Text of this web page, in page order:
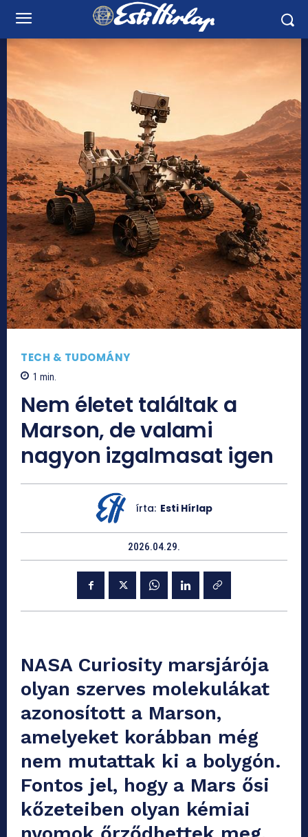
TECH & TUDOMÁNY
1 min.
Nem életet találtak a
Marson, de valami
nagyon izgalmasat igen
írta: Esti Hírlap
2026.04.29.
NASA Curiosity marsjárója
olyan szerves molekulákat
azonosított a Marson,
amelyeket korábban még
nem mutattak ki a bolygón.
Fontos jel, hogy a Mars ősi
kőzeteiben olyan kémiai